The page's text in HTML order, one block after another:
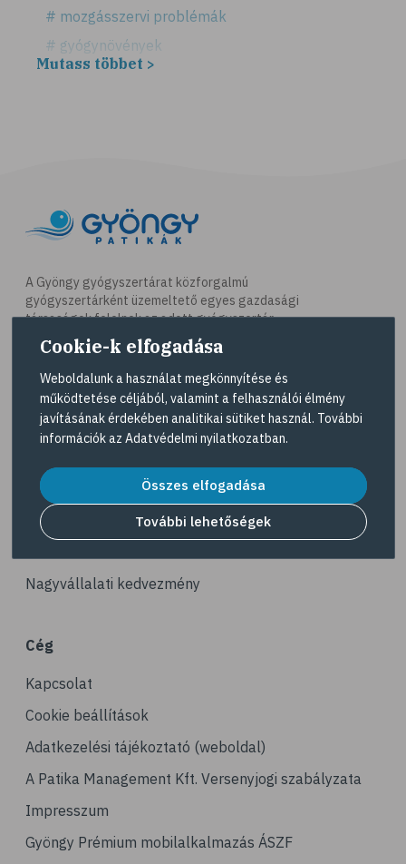
# mozgásszervi problémák
# gyógynövények
# hátfájás
# kardioedzés
# jóga
# nordic walking
# testmozgás
# kocogás
# túrázás
# stresszcsökkentés
# gyaloglás
# ízületi gyulladás
# tornagyakorlatok
# edzés
# fizikai aktivitás
# gyorsgyaloglás
# relaxáció
# sportolás
Mutass többet >
A Gyöngy gyógyszertárat közforgalmú
gyógyszertárként üzemeltető egyes gazdasági
társaságok felelnek az adott gyógyszertár
működésért. A Gyöngy gyógyszertárak listáját és
elérhetőségeit a Gyógyszertár kereső
tekintheti meg.
Navigáció
Dermokozmetikumok
Gyöngy Patika Magazin
Nagyvállalati kedvezmény
Cég
Kapcsolat
Cookie beállítások
Adatkezelési tájékoztató (weboldal)
A Patika Management Kft. Versenyjogi szabályzata
Impresszum
Gyöngy Prémium mobilalkalmazás ÁSZF
Cookie-k elfogadása
Weboldalunk a használat megkönnyítése és
működtetése céljából, valamint a felhasználói élmény
javításának érdekében analitikai sütiket használ. További
információk az Adatvédelmi nyilatkozatban.
Összes elfogadása
További lehetőségek